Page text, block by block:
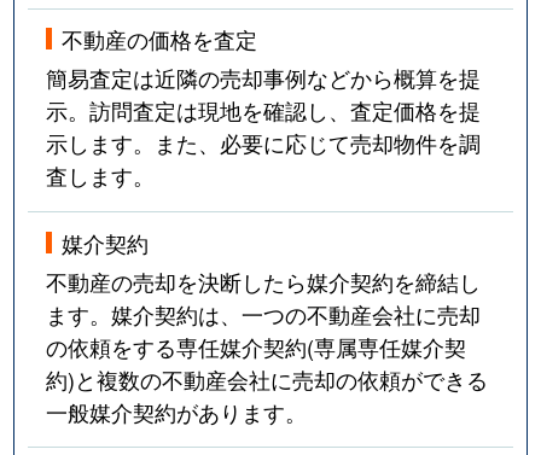
不動産の価格を査定
簡易査定は近隣の売却事例などから概算を提
示。訪問査定は現地を確認し、査定価格を提
示します。また、必要に応じて売却物件を調
査します。
媒介契約
不動産の売却を決断したら媒介契約を締結し
ます。媒介契約は、一つの不動産会社に売却
の依頼をする専任媒介契約(専属専任媒介契
約)と複数の不動産会社に売却の依頼ができる
一般媒介契約があります。